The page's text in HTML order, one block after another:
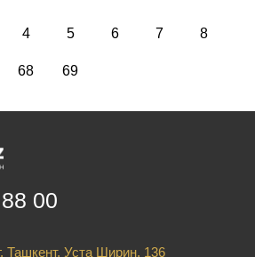
4 5 6 7 8
68 69
00
Ташкент, Уста Ширин, 136